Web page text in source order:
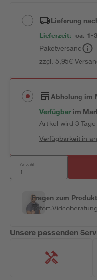
Lieferung
Lieferzeit: ca. 1-
Paketversand
zzgl. 5,95€
Abholung im
Verfügbar im
Artikel wird 3
Verfügbarkeit in
Anzahl:
Fragen zum
Sofort-
Unsere passenden